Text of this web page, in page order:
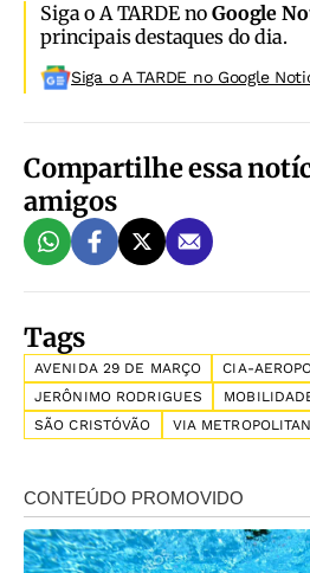
Siga o A TARDE noGoogle
principais destaques do dia.
Siga o A TARDE no Google
Compartilhe essa
amigos
Tags
AVENIDA 29 DE MARÇO
CIA-
JERÔNIMO RODRIGUES
SÃO CRISTÓVÃO
VIA